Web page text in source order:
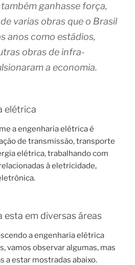
ganhasse força,
varias obras que o Brasil
anos como estádios,
obras de infra-
a economia.
elétrica
a engenharia elétrica é
de transmissão, transporte
elétrica, trabalhando com
à eletricidade,
esta em diversas áreas
a engenharia elétrica
vamos observar algumas, mas
a estar mostradas abaixo.